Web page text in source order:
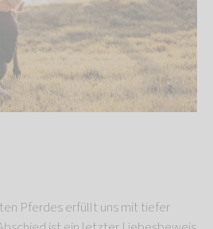
Pferdes erfüllt uns mit tiefer